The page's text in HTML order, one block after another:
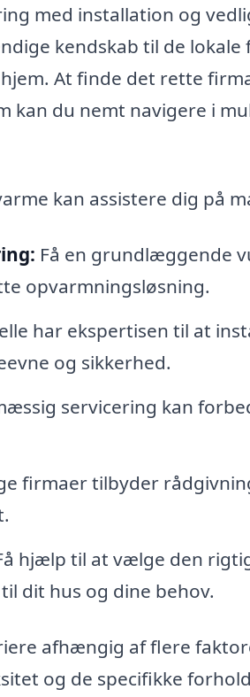
med installation og
kendskab til de
At finde det rette
kan du nemt navigere i
kan assistere dig på
Få en grundlæggende
opvarmningsløsning.
har ekspertisen til at
og sikkerhed.
servicering kan
firmaer tilbyder
hjælp til at vælge den
dit hus og dine behov.
afhængig af flere
og de specifikke